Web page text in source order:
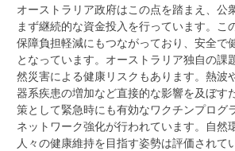
オーストラリア政府はこの点を踏まえ、公
まず継続的な資金投入を行っています。こ
保障負担軽減にもつながっており、安全で
となっています。オーストラリア独自の課
然災害による健康リスクもあります。熱波
器系疾患の増加など直接的な影響を及ぼす
策として緊急時にも有効なワクチンプログ
ネットワーク強化が行われています。自然
人々の健康維持を目指す姿勢は評価されて